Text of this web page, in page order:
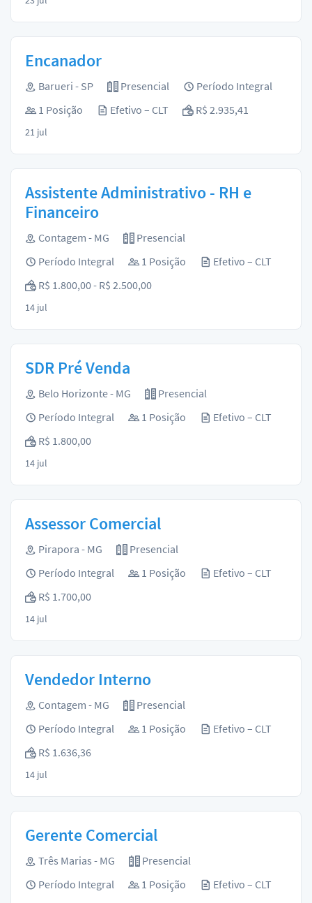
Encanador
Barueri - SP Presencial
Período Integral
1 Posição
Efetivo – CLT R$ 2.935,41
21 jul
Assistente Administrativo - RH e
Financeiro
Contagem - MG
Presencial
Período Integral
1 Posição
Efetivo – CLT
R$ 1.800,00 - R$ 2.500,00
14 jul
SDR Pré Venda
Belo Horizonte - MG
Presencial
Período Integral
1 Posição
Efetivo – CLT
R$ 1.800,00
14 jul
Assessor Comercial
Pirapora - MG
Presencial
Período Integral
1 Posição
Efetivo – CLT
R$ 1.700,00
14 jul
Vendedor Interno
Contagem - MG
Presencial
Período Integral
1 Posição
Efetivo – CLT
R$ 1.636,36
14 jul
Gerente Comercial
Três Marias - MG
Presencial
Período Integral
1 Posição Efetivo – CLT